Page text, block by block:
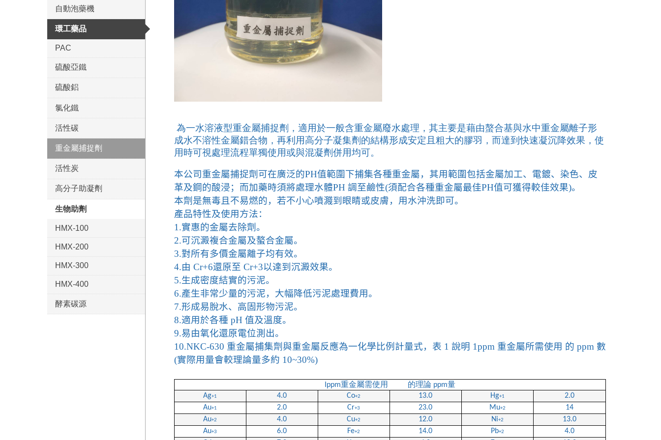
自動泡藥機
環工藥品
PAC
硫酸亞鐵
硫酸鋁
氯化鐵
活性碳
重金屬捕捉劑
活性炭
高分子助凝劑
生物助劑
HMX-100
HMX-200
HMX-300
HMX-400
酵素碳源
為一水溶液型重金屬捕捉劑，適用於一般含重金屬廢水處理，其主要是藉由螯合基與水中重金屬離子形
成水不溶性金屬錯合物，再利用高分子凝集劑的結構形成安定且粗大的膠羽，而達到快速凝沉降效果，使
用時可視處理流程單獨使用或與混凝劑併用均可。
本公司重金屬捕捉劑可在廣泛的PH值範圍下捕集各種重金屬，其用範圍包括金屬加工、電鍍、染色、皮
革及鋼的酸浸；而加藥時須將處理水體PH 調至鹼性(須配合各種重金屬最佳PH值可獲得較佳效果)。
本劑是無毒且不易燃的，若不小心噴濺到眼睛或皮膚，用水沖洗即可。
產品特性及使用方法：
1.實惠的金屬去除劑。
2.可沉澱複合金屬及螯合金屬。
3.對所有多價金屬離子均有效。
4.由 Cr+6還原至 Cr+3以達到沉澱效果。
5.生成密度結實的污泥。
6.產生非常少量的污泥，大幅降低污泥處理費用。
7.形成易脫水、高固形物污泥。
8.適用於各種 pH 值及溫度。
9.易由氧化還原電位測出。
10.NKC-630 重金屬捕集劑與重金屬反應為一化學比例計量式，表 1 說明 1ppm 重金屬所需使用 的 ppm 數
(實際用量會較理論量多約 10~30%)
Ippm重金屬需使用 的理論ppm量
Ag+1 4.0 Co+2 13.0 Hg+1
2.0
Au+1 2.0 Cr+3 23.0 Mu+2
14
Au+2 4.0 Cu+2 12.0 Ni+2
13.0
Au+3 6.0 Fe+2 14.0 Pb+2
4.0